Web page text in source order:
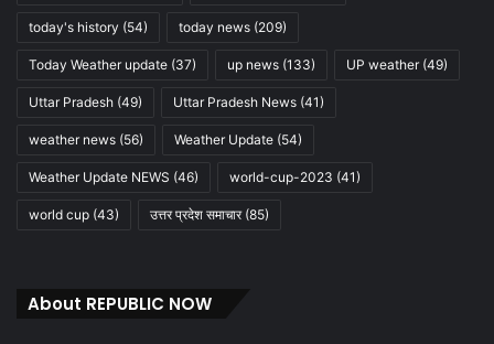
today's history (54) today news (209)
Today Weather update (37) up news (133) UP weather(49)
Uttar Pradesh (49) Uttar Pradesh News (41)
weather news (56) Weather Update (54)
Weather Update NEWS (46) world-cup-2023 (41)
world cup (43) उत्तर प्रदेश समाचार(85)
About REPUBLIC NOW